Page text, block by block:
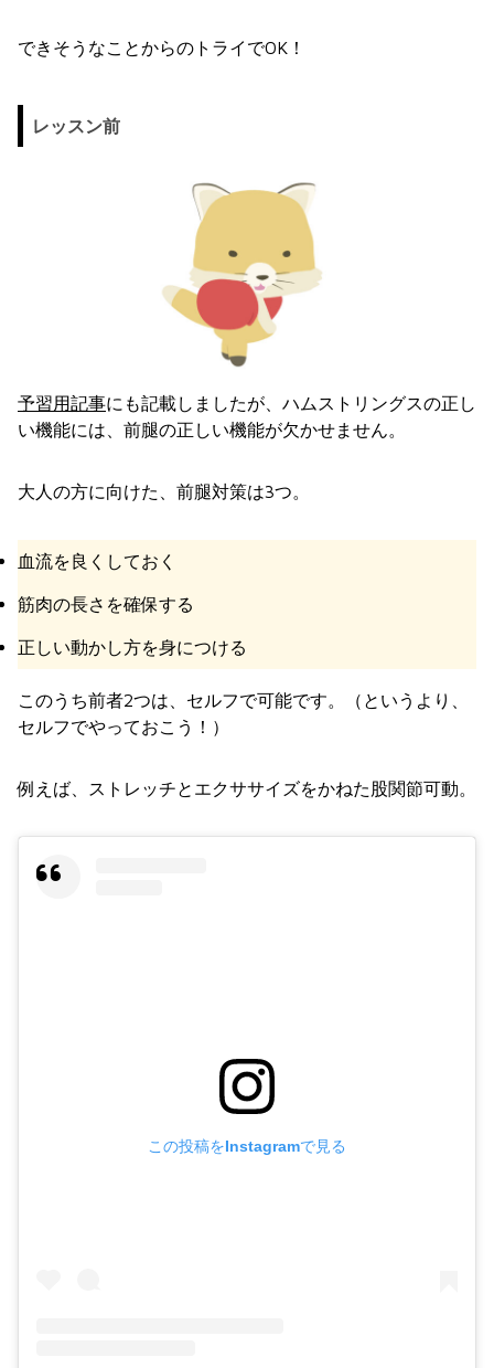
できそうなことからのトライでOK！
レッスン前
予習用記事にも記載しましたが、ハムストリングスの正し
い機能には、前腿の正しい機能が欠かせません。
大人の方に向けた、前腿対策は3つ。
血流を良くしておく
筋肉の長さを確保する
正しい動かし方を身につける
このうち前者2つは、セルフで可能です。（というより、
セルフでやっておこう！）
例えば、ストレッチとエクササイズをかねた股関節可動。
この投稿をInstagramで見る